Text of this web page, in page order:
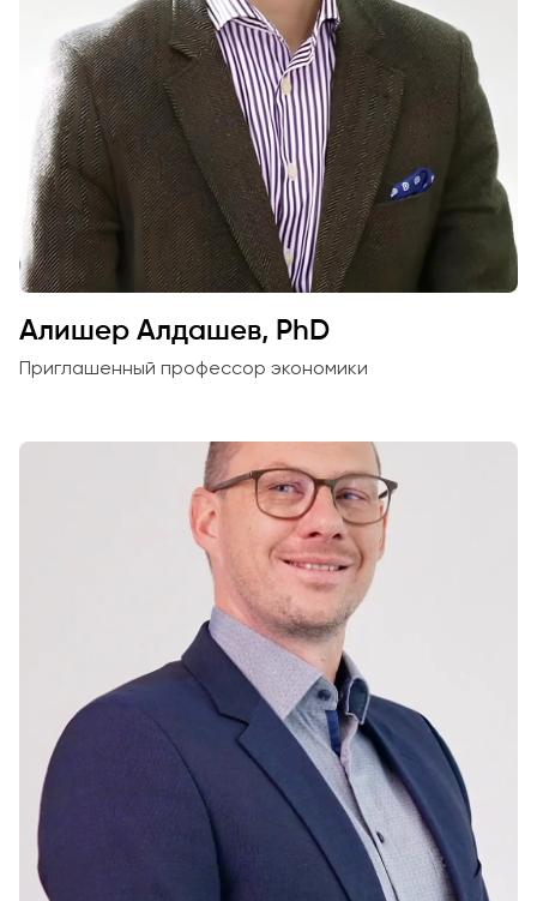
Алишер Алдашев, PhD
Приглашенный профессор экономики